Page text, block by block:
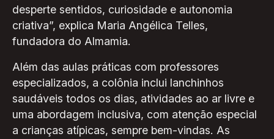
desperte sentidos, curiosidade e autonomia
criativa”, explica Maria Angélica Telles,
fundadora do Almamia.
Além das aulas práticas com professores
especializados, a colônia inclui lanchinhos
saudáveis todos os dias, atividades ao ar livre e
uma abordagem inclusiva, com atenção especial
a crianças atípicas, sempre bem-vindas. As